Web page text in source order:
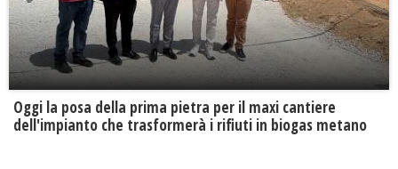
Oggi la posa della prima pietra per il maxi cantiere
dell'impianto che trasformerà i rifiuti in biogas metano